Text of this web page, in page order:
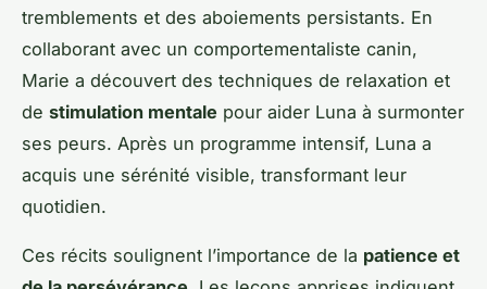
tremblements et des aboiements persistants. En
collaborant avec un comportementaliste canin,
Marie a découvert des techniques de relaxation et
de stimulation mentale pour aider Luna à surmonter
ses peurs. Après un programme intensif, Luna a
acquis une sérénité visible, transformant leur
quotidien.
Ces récits soulignent l’importance de la patience et